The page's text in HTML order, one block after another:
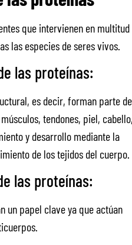
que intervienen en multitud
las especies de seres vivos.
las proteínas:
es decir, forman parte
tendones, piel,
y desarrollo mediante la
de los tejidos del cuerpo.
las proteínas:
un papel clave ya que actúan